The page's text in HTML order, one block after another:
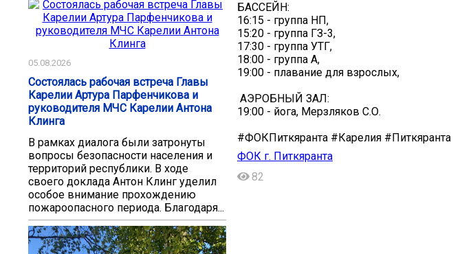
05.08.2026
Состоялась рабочая встреча Главы
Карелии Артура Парфенчикова и
руководителя МЧС Карелии Антона
Клинга
В рамках диалога были затронуты
вопросы безопасности населения и
территорий республики. В ходе
своего доклада Антон Клинг уделил
особое внимание прохождению
пожароопасного периода. Благодаря...
БАССЕЙН:
16:15 - группа НП,
15:20 - группа ГЗ-3,
17:30 - группа УТГ,
18:00 - группа А,
19:00 - плавание для взрослых,
‍ АЭРОБНЫЙ ЗАЛ:
19:00 - йога, Мерзляков С.О.
#ФОКПиткяранта #Карелия #Питкяранта
ФОК г. Питкяранта
82